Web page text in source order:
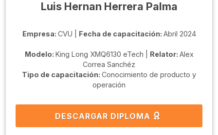
Luis Hernan Herrera Palma
Empresa: CVU | Fecha de capacitación: Abril 2024
Modelo: King Long XMQ6130 eTech | Relator: Alex
Correa Sanchéz
Tipo de capacitación: Conocimiento de producto y
operación
DESCARGAR DIPLOMA